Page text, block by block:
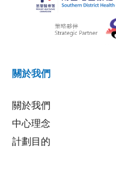
關於我們
關於我們
中心理念
計劃目的